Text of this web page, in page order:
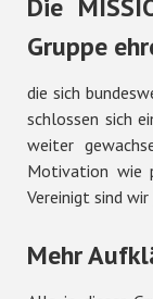
Gruppe
die sich
schlossen sich
weiter
Motivation wie
Vereinigt sind
Mehr